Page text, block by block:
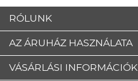
RÓLUNK
AZ ÁRUHÁZ HASZNÁLATA
VÁSÁRLÁSI INFORMÁCIÓK